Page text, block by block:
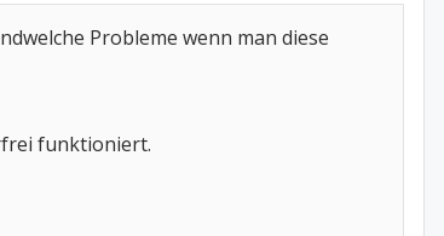
Probleme wenn man diese
funktioniert.